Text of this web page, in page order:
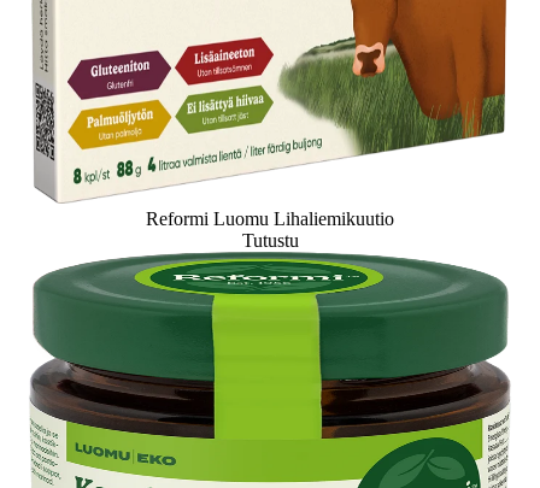
Reformi Luomu Lihaliemikuutio
Tutustu